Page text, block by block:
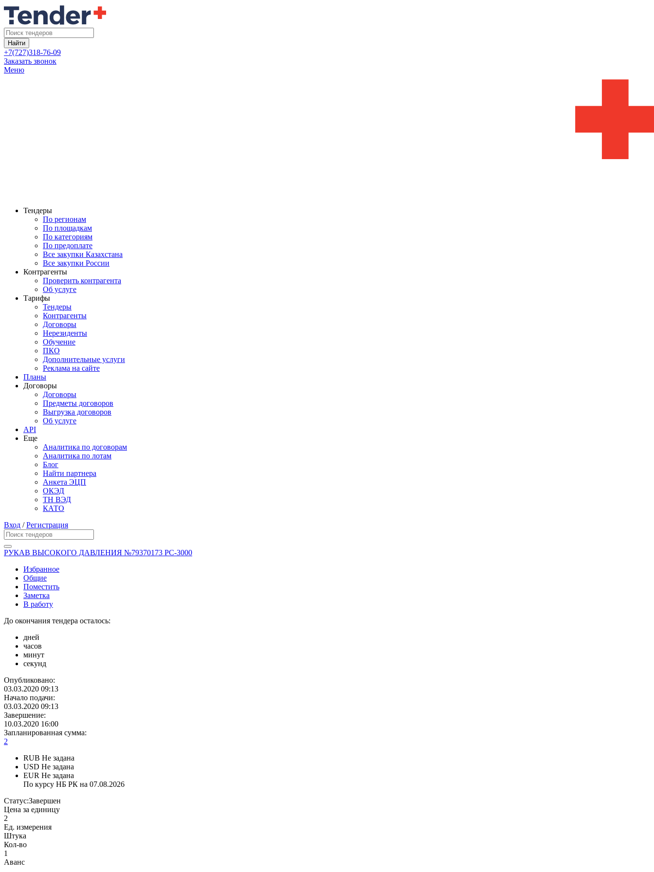
Найти
+7(727)318-76-09
Заказать звонок
Меню
Тендеры
По регионам
По площадкам
По категориям
По предоплате
Все закупки Казахстана
Все закупки России
Контрагенты
Проверить контрагента
Об услуге
Тарифы
Тендеры
Контрагенты
Договоры
Нерезиденты
Обучение
ПКО
Дополнительные услуги
Реклама на сайте
Планы
Договоры
Договоры
Предметы договоров
Выгрузка договоров
Об услуге
API
Еще
Аналитика по договорам
Аналитика по лотам
Блог
Найти партнера
Анкета ЭЦП
ОКЭД
ТН ВЭД
КАТО
Вход /Регистрация
РУКАВ ВЫСОКОГО ДАВЛЕНИЯ №79370173 РС-3000
Избранное
Общие
Поместить
Заметка
В работу
До окончания тендера осталось:
дней
часов
минут
секунд
Опубликовано:
03.03.2020 09:13
Начало подачи:
03.03.2020 09:13
Завершение:
10.03.2020 16:00
Запланированная сумма:
2
RUB Не задана
USD Не задана
EUR Не задана
По курсу НБ РК на 07.08.2026
Статус:Завершен
Цена за единицу
2
Ед. измерения
Штука
Кол-во
1
Аванс